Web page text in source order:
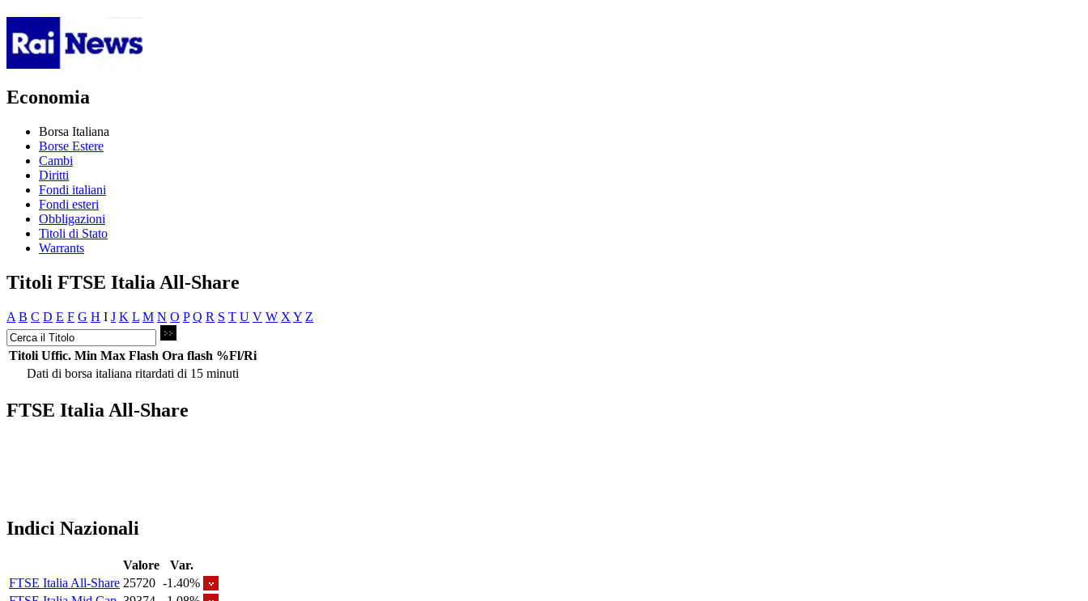
Economia
Borsa Italiana
Borse Estere
Cambi
Diritti
Fondi italiani
Fondi esteri
Obbligazioni
Titoli di Stato
Warrants
Titoli FTSE Italia All-Share
A B C D E F G H I J K L M N O P Q R S T U V W X Y Z
Titoli Uffic. Min Max Flash Ora flash %Fl/Ri
Dati di borsa italiana ritardati di 15 minuti
FTSE Italia All-Share
Indici Nazionali
Valore
Var.
FTSE Italia All-Share 25720 -1.40%